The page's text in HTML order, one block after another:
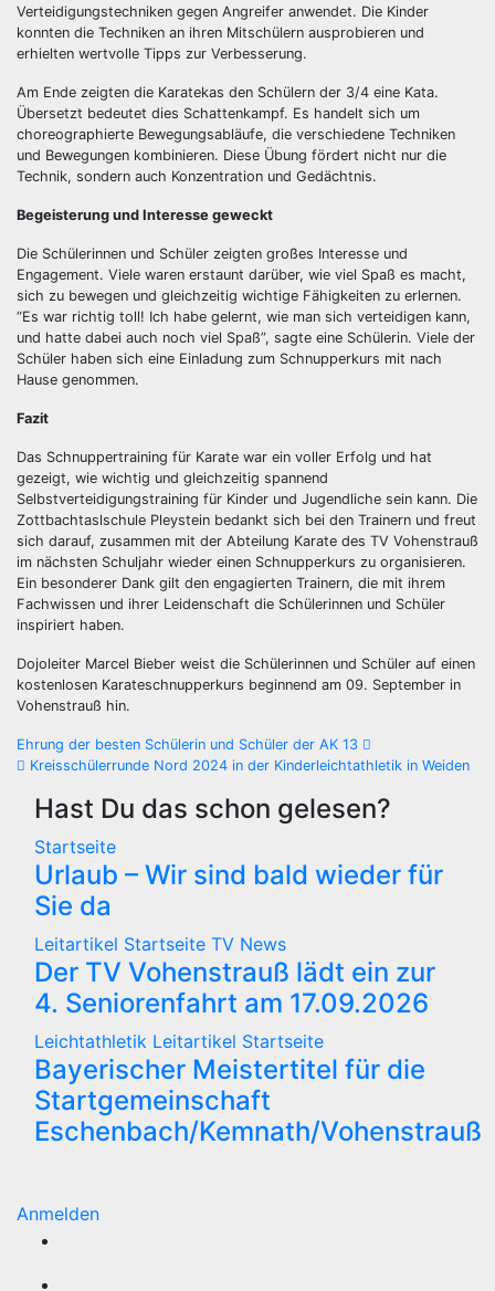
Verteidigungstechniken gegen Angreifer anwendet. Die Kinder
konnten die Techniken an ihren Mitschülern ausprobieren und
erhielten wertvolle Tipps zur Verbesserung.
Am Ende zeigten die Karatekas den Schülern der 3/4 eine Kata.
Übersetzt bedeutet dies Schattenkampf. Es handelt sich um
choreographierte Bewegungsabläufe, die verschiedene Techniken
und Bewegungen kombinieren. Diese Übung fördert nicht nur die
Technik, sondern auch Konzentration und Gedächtnis.
Begeisterung und Interesse geweckt
Die Schülerinnen und Schüler zeigten großes Interesse und
Engagement. Viele waren erstaunt darüber, wie viel Spaß es macht,
sich zu bewegen und gleichzeitig wichtige Fähigkeiten zu erlernen.
“Es war richtig toll! Ich habe gelernt, wie man sich verteidigen kann,
und hatte dabei auch noch viel Spaß”, sagte eine Schülerin. Viele der
Schüler haben sich eine Einladung zum Schnupperkurs mit nach
Hause genommen.
Fazit
Das Schnuppertraining für Karate war ein voller Erfolg und hat
gezeigt, wie wichtig und gleichzeitig spannend
Selbstverteidigungstraining für Kinder und Jugendliche sein kann. Die
Zottbachtaslschule Pleystein bedankt sich bei den Trainern und freut
sich darauf, zusammen mit der Abteilung Karate des TV Vohenstrauß
im nächsten Schuljahr wieder einen Schnupperkurs zu organisieren.
Ein besonderer Dank gilt den engagierten Trainern, die mit ihrem
Fachwissen und ihrer Leidenschaft die Schülerinnen und Schüler
inspiriert haben.
Dojoleiter Marcel Bieber weist die Schülerinnen und Schüler auf einen
kostenlosen Karateschnupperkurs beginnend am 09. September in
Vohenstrauß hin.
Beitragsnavigation
Ehrung der besten Schülerin und Schüler der AK 13
Kreisschülerrunde Nord 2024 in der Kinderleichtathletik in Weiden
Hast Du das schon gelesen?
Startseite
Urlaub – Wir sind bald wieder für
Sie da
Leitartikel Startseite TV News
Der TV Vohenstrauß lädt ein zur
4. Seniorenfahrt am 17.09.2026
Leichtathletik Leitartikel Startseite
Bayerischer Meistertitel für die
Startgemeinschaft
Eschenbach/Kemnath/Vohenstrauß
Anmelden